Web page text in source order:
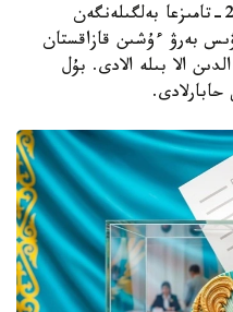
استانا. KAZINFORM - بيىل 23-تامىزعا بەلگىلەنگەن
بەرۋ ءۇشىن قازاقستان
الا بىلە الادى. بۇل